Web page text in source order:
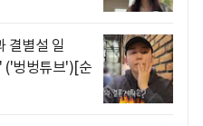
결별설 일
('벙벙튜브')[순